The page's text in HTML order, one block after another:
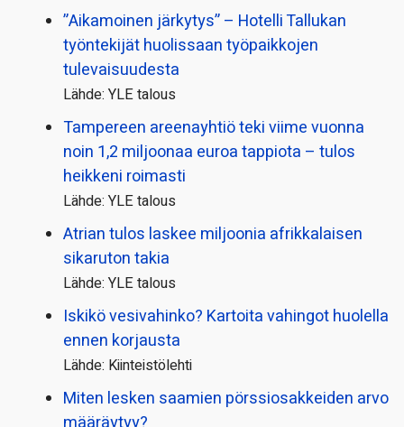
”Aikamoinen järkytys” – Hotelli Tallukan
työntekijät huolissaan työpaikkojen
tulevaisuudesta
Lähde: YLE talous
Tampereen areenayhtiö teki viime vuonna
noin 1,2 miljoonaa euroa tappiota – tulos
heikkeni roimasti
Lähde: YLE talous
Atrian tulos laskee miljoonia afrikkalaisen
sikaruton takia
Lähde: YLE talous
Iskikö vesivahinko? Kartoita vahingot huolella
ennen korjausta
Lähde: Kiinteistölehti
Miten lesken saamien pörssi­osakkeiden arvo